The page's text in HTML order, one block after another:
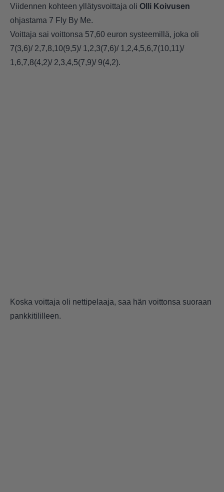
Viidennen kohteen yllätysvoittaja oli Olli Koivusen
ohjastama 7 Fly By Me.
Voittaja sai voittonsa 57,60 euron systeemillä, joka oli
7(3,6)/ 2,7,8,10(9,5)/ 1,2,3(7,6)/ 1,2,4,5,6,7(10,11)/
1,6,7,8(4,2)/ 2,3,4,5(7,9)/ 9(4,2).
Koska voittaja oli nettipelaaja, saa hän voittonsa suoraan
pankkitililleen.